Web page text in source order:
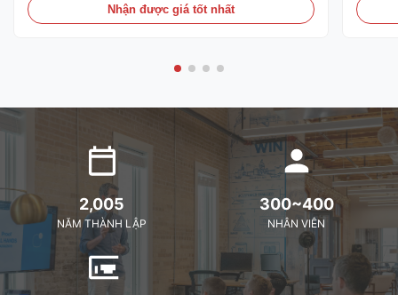
card Feature AC brushless synchronous
excitation alternator Power 80kw Certificate
WR274D manufacturer Wuxi City ,Jiangsu Prov
Rated Voltage 110-240V Frequency 50HZ Speed
Nhận được giá tốt nhất
color
Rated
2,005
NĂM THÀNH LẬP
300~400
NHÂN VIÊN